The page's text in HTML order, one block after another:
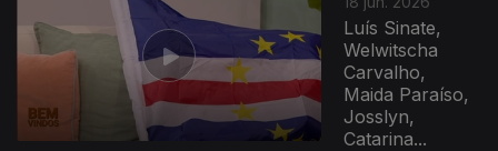
Luís Sinate,
Welwitscha
Carvalho,
Maida Paraíso,
Josslyn,
Catarina...